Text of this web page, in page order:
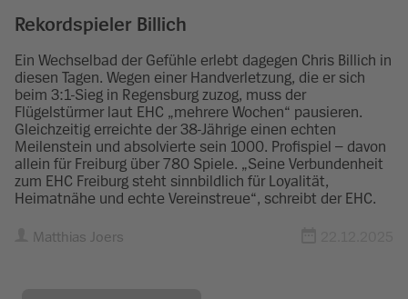
Rekordspieler Billich
Ein Wechselbad der Gefühle erlebt dagegen Chris Billich in
diesen Tagen. Wegen einer Handverletzung, die er sich
beim 3:1-Sieg in Regensburg zuzog, muss der
Flügelstürmer laut EHC „mehrere Wochen“ pausieren.
Gleichzeitig erreichte der 38-Jährige einen echten
Meilenstein und absolvierte sein 1000. Profispiel – davon
allein für Freiburg über 780 Spiele. „Seine Verbundenheit
zum EHC Freiburg steht sinnbildlich für Loyalität,
Heimatnähe und echte Vereinstreue“, schreibt der EHC.
Matthias Joers